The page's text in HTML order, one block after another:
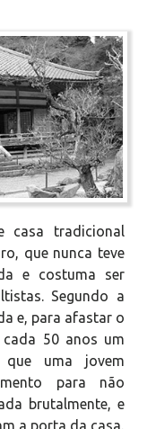
casa tradicional
que nunca teve
e costuma ser
Segundo a
e, para afastar o
cada 50 anos um
que uma jovem
para não
brutalmente, e
a porta da casa.